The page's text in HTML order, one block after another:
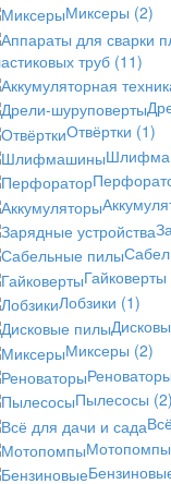
Миксеры (2)
труб (11)
Отвёртки (1)
Гайковерты
Лобзики (1)
Миксеры (2)
Реноваторы
Пылесосы (2)
Мотопомпы